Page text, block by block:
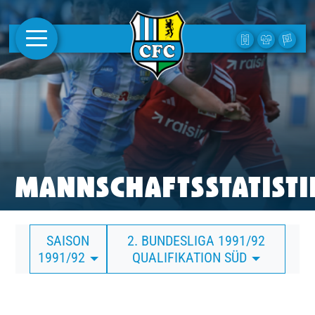
AKTUELLES
1. MANNSCHAFT
FRAUEN
CAMPUS
CLUB
CLUBMITGLIEDSCHAFT
BUSINESS
SAISON
1991/92
2. BUNDESLIGA 1991/92
QUALIFIKATION SÜD